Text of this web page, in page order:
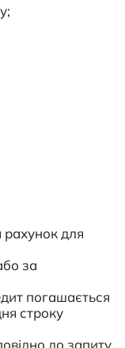
для
за
погашається
строку
до запиту